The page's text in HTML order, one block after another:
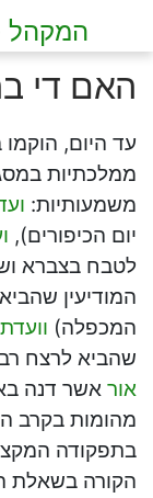
המקהל
האם די
עד היום,
ממלכתיות
משמעותיות:
יום הכיפורים),
לטבח בצברא
המודיעין
המכפלה)
שהביא לרצח
אור
מהומות בקרב
בתפקודה
הקורה בשאלת